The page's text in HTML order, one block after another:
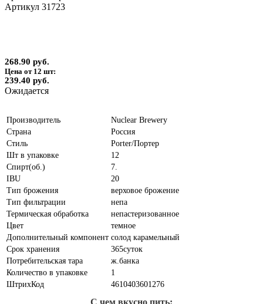
Артикул 31723
268.90 руб.
Цена от 12 шт:
239.40 руб.
Ожидается
Производитель
Nuclear Brewery
Страна
Россия
Стиль
Porter/Портер
Шт в упаковке
12
Спирт(об.)
7.
IBU
20
Тип брожения
верховое брожение
Тип фильтрации
непа
Термическая обработка
непастеризованное
Цвет
темное
Дополнительный компонент солод карамельный
Срок хранения
365суток
Потребительская тара
ж.банка
Количество в упаковке
1
ШтрихКод
4610403601276